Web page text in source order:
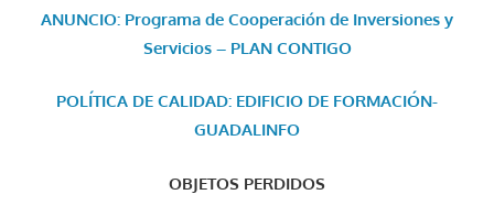
ANUNCIO: Programa de Cooperación de Inversiones y
Servicios – PLAN CONTIGO
POLÍTICA DE CALIDAD: EDIFICIO DE FORMACIÓN-
GUADALINFO
OBJETOS PERDIDOS